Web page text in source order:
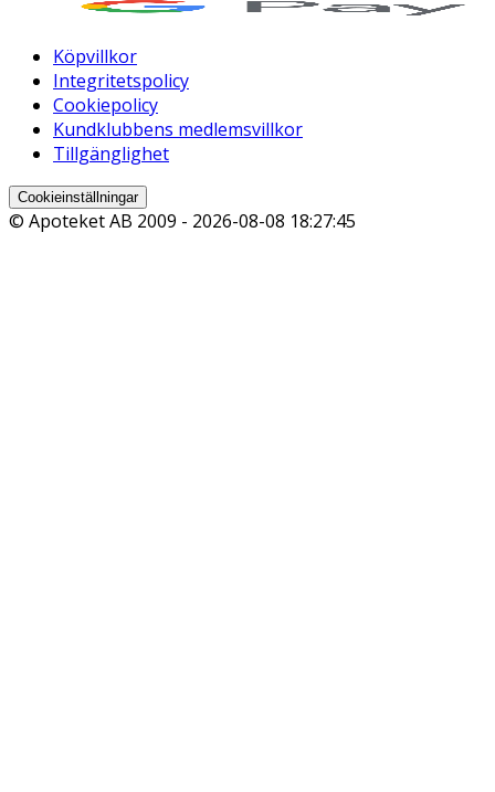
Köpvillkor
Integritetspolicy
Cookiepolicy
Kundklubbens medlemsvillkor
Tillgänglighet
Cookieinställningar
© Apoteket AB 2009 - 2026-08-08 18:27:45